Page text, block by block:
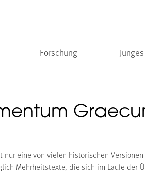
Forschung
eine von vielen historischen
Mehrheitstexte, die sich im Laufe der